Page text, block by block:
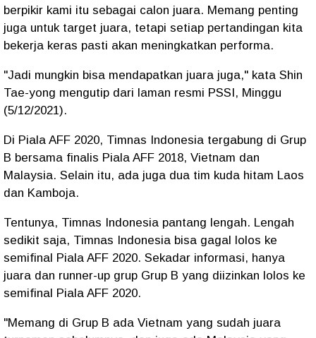
berpikir kami itu sebagai calon juara. Memang penting
juga untuk target juara, tetapi setiap pertandingan kita
bekerja keras pasti akan meningkatkan performa.
"Jadi mungkin bisa mendapatkan juara juga," kata Shin
Tae-yong mengutip dari laman resmi PSSI, Minggu
(5/12/2021).
Di Piala AFF 2020, Timnas Indonesia tergabung di Grup
B bersama finalis Piala AFF 2018, Vietnam dan
Malaysia. Selain itu, ada juga dua tim kuda hitam Laos
dan Kamboja.
Tentunya, Timnas Indonesia pantang lengah. Lengah
sedikit saja, Timnas Indonesia bisa gagal lolos ke
semifinal Piala AFF 2020. Sekadar informasi, hanya
juara dan runner-up grup Grup B yang diizinkan lolos ke
semifinal Piala AFF 2020.
"Memang di Grup B ada Vietnam yang sudah juara